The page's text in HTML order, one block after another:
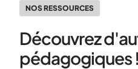
NOS RESSOURCES
Découvrez
pédagogiques !